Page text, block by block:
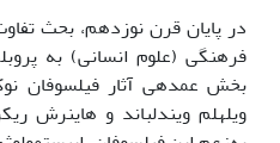
در پایان قرن نوزدهم، بحث
فرهنگی (علوم انسانی) به
بخش عمده­ی آثار فیلسوفان
ویلهلم ویندلباند و هاینرش